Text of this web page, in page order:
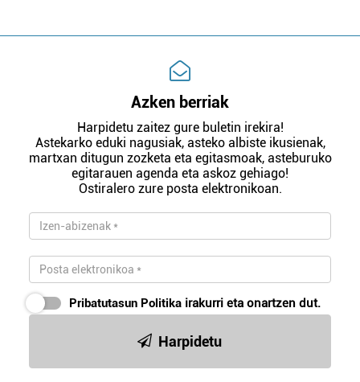
Azken berriak
Harpidetu zaitez gure buletin irekira!
Astekarko eduki nagusiak, asteko albiste ikusienak,
martxan ditugun zozketa eta egitasmoak, asteburuko
egitarauen agenda eta askoz gehiago!
Ostiralero zure posta elektronikoan.
Pribatutasun Politika irakurri eta onartzen dut.
Harpidetu